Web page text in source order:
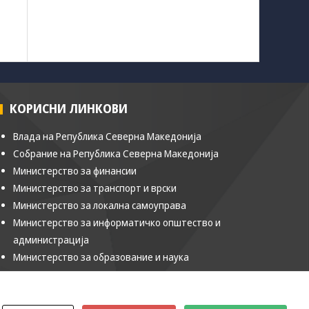
КОРИСНИ ЛИНКОВИ
Влада на Република Северна Македонија
Собрание на Република Северна Македонија
Министерство за финансии
Министерство за транспорт и врски
Министерство за локална самоуправа
Министерство за информатичко општество и
администрација
Министерство за образование и наука